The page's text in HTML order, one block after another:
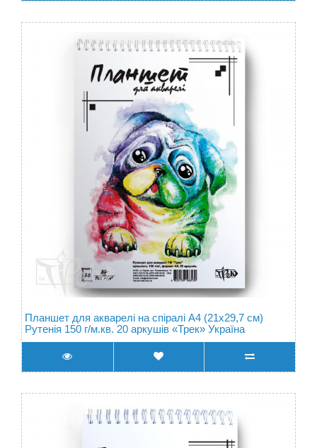
Планшет для акварелі на спіралі А4 (21х29,7 см)
Рутенія 150 г/м.кв. 20 аркушів «Трек» Україна